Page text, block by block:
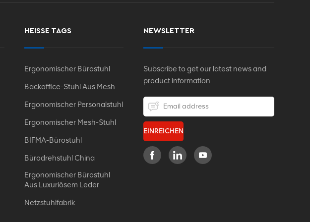
HEISSE TAGS
Ergonomischer Bürostuhl
Backoffice-Stuhl Aus Mesh
Ergonomischer Personalstuhl
Ergonomischer Mesh-Stuhl
BIFMA-Bürostuhl
Bürodrehstuhl China
Ergonomischer Bürostuhl
Aus Luxuriösem Leder
Netzstuhlfabrik
NEWSLETTER
Subscribe to get our latest news and
product information
EINREICHEN